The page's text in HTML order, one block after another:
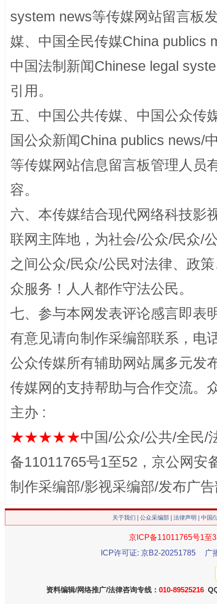
这是一记警钟！
在谋一域中谋全局
system news等传媒网站留言板
媒、中国全民传媒China publics
中国法制新闻Chinese legal
引用。
五、中国公共传媒、中国公众传
国公众新闻China publics news/
等传媒网站信息留言板管理人员
容。
六、本传媒结合现代网络科技影
联网主阵地，为社会/公众/民众/
之间公众/民众/公民对法律、政
众服务！人人都作守法公民。
七、参与本网发表评论感言即表
有意见请向制作采编部联系，电
公众传媒所有辅助网站属多元发
传媒网的支持帮助与合作交流。
主办 :
★★★★★中国/公众/公共/全民/
备11011765号1至52，京公网安
制作采编部/影视采编部/发布广
关于我们 公众采编部 法律声明 | 中国
京ICP备11011765号1至
ICP许可证: 京B2-20251785
广
资料编辑/网络推广/法律咨询专线： 010-89525216